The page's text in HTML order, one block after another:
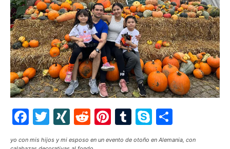
Facebook
Twitter
XINGReddit
Pinterest
Tumblr
Skype
yo con mis hijos y mi esposo en un evento de otoño en Alemania, con